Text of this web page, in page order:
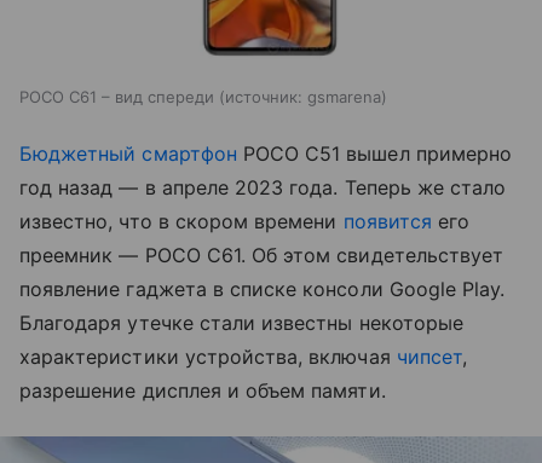
POCO C61 – вид спереди источник: gsmarena
Бюджетный смартфон POCO C51 вышел примерно
год назад — в апреле 2023 года. Теперь же стало
известно, что в скором времени появится его
преемник — POCO C61. Об этом свидетельствует
появление гаджета в списке консоли Google Play.
Благодаря утечке стали известны некоторые
характеристики устройства, включая чипсет,
разрешение дисплея и объем памяти.